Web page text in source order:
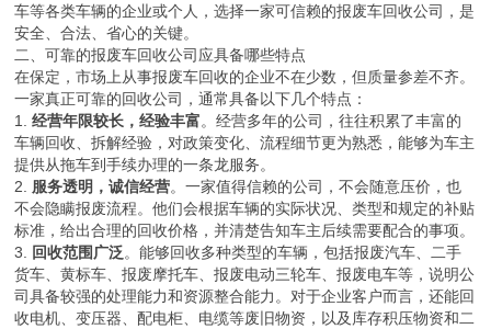
车等各类车辆的企业或个人，选择一家可信赖的报废车回收公司，是
安全、合法、省心的关键。
二、可靠的报废车回收公司应具备哪些特点
在保定，市场上从事报废车回收的企业不在少数，但质量参差不齐。
一家真正可靠的回收公司，通常具备以下几个特点：
1.经营年限较长，经验丰富。经营多年的公司，往往积累了丰富的
车辆回收、拆解经验，对政策变化、流程细节更为熟悉，能够为车主
提供从拖车到手续办理的一条龙服务。
2. 服务透明，诚信经营。一家值得信赖的公司，不会随意压价，也
不会隐瞒报废流程。他们会根据车辆的实际状况、类型和规定的补贴
标准，给出合理的回收价格，并清楚告知车主后续需要配合的事项。
3.
回收范围广泛。能够回收多种类型的车辆，包括报废汽车、二手
货车、黄标车、报废摩托车、报废电动三轮车、报废电车等，说明公
司具备较强的处理能力和资源整合能力。对于企业客户而言，还能回
收电机、变压器、配电柜、电缆等废旧物资，以及库存积压物资和二